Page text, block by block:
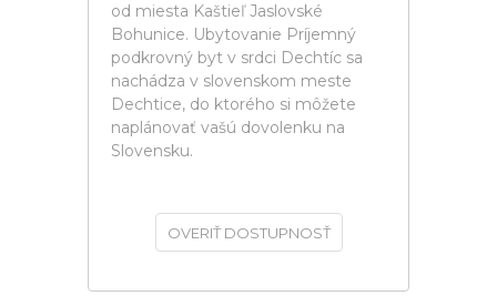
od miesta Kaštieľ Jaslovské
Bohunice. Ubytovanie Príjemný
podkrovný byt v srdci Dechtíc sa
nachádza v slovenskom meste
Dechtice, do ktorého si môžete
naplánovať vašú dovolenku na
Slovensku.
OVERIŤ DOSTUPNOSŤ